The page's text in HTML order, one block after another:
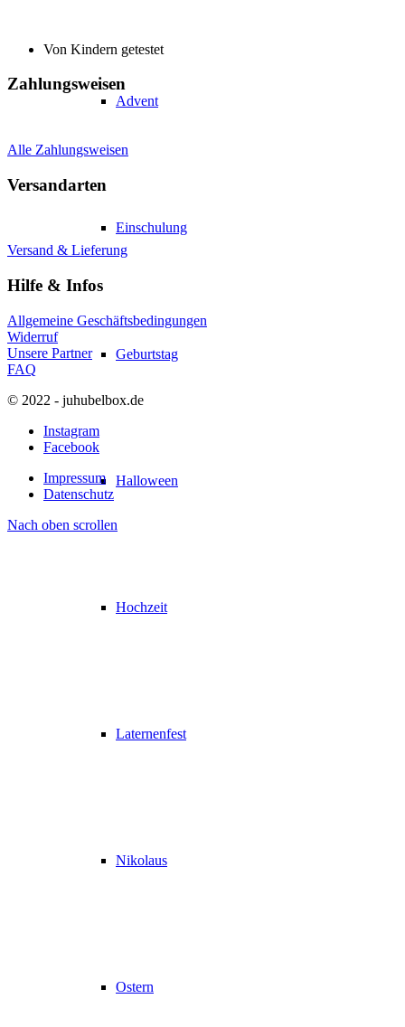
Advent
Einschulung
Geburtstag
Halloween
Hochzeit
Laternenfest
Nikolaus
Ostern
Von Kindern getestet
Zahlungsweisen
Alle Zahlungsweisen
Versandarten
Versand & Lieferung
Hilfe & Infos
Allgemeine Geschäftsbedingungen
Widerruf
Unsere Partner
FAQ
© 2022 - juhubelbox.de
Instagram
Facebook
Impressum
Datenschutz
Nach oben scrollen